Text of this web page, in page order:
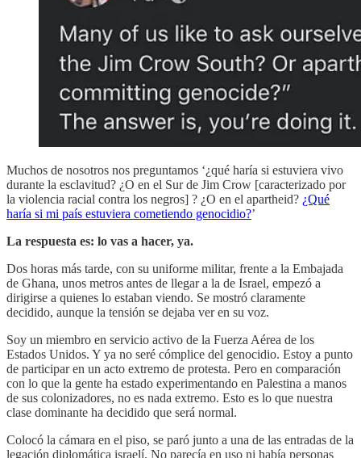
Muchos de nosotros nos preguntamos ‘¿qué haría si estuviera vivo
durante la esclavitud? ¿O en el Sur de Jim Crow [caracterizado por
la violencia racial contra los negros] ? ¿O en el apartheid? ¿Qué
haría si mi país estuviera cometiendo genocidio?’
La respuesta es: lo vas a hacer, ya.
Dos horas más tarde, con su uniforme militar, frente a la Embajada
de Ghana, unos metros antes de llegar a la de Israel, empezó a
dirigirse a quienes lo estaban viendo. Se mostró claramente
decidido, aunque la tensión se dejaba ver en su voz.
Soy un miembro en servicio activo de la Fuerza Aérea de los
Estados Unidos. Y ya no seré cómplice del genocidio. Estoy a punto
de participar en un acto extremo de protesta. Pero en comparación
con lo que la gente ha estado experimentando en Palestina a manos
de sus colonizadores, no es nada extremo. Esto es lo que nuestra
clase dominante ha decidido que será normal.
Colocó la cámara en el piso, se paró junto a una de las entradas de la
legación diplomática israelí. No parecía en uso ni había personas